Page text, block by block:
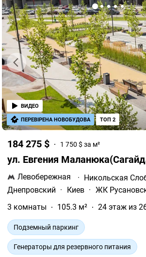
184 275 $ 1 750 $ за м²
ул. Евгения
Левобережная · Никольская
Днепровский · Киев · ЖК
3 комнаты
105.3 м² 24 этаж из
Подземный паркинг
Генераторы для резервного питания
ВИДЕО
ПЕРЕВІРЕНА НОВОБУДОВА ТОП 2